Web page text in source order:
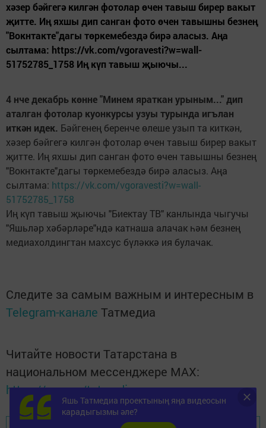
хәзер бәйгегә килгән фотолар өчен тавыш бирер вакыт
җитте. Иң яхшы дип санган фото өчен тавышны безнең
"Вокнтакте"дагы төркемебездә бирә аласыз. Аңа
сылтама: https://vk.com/vgoravesti?w=wall-
51752785_1758 Иң күп тавыш җыючы...
4 нче декабрь көнне "Минем яраткан урыным..." дип
аталган фотолар куонкурсы узуы турында игълан
иткән идек. Бәйгенең беренче өлеше узып та киткән,
хәзер бәйгегә килгән фотолар өчен тавыш бирер вакыт
җитте. Иң яхшы дип санган фото өчен тавышны безнең
"Вокнтакте"дагы төркемебездә бирә аласыз. Аңа
сылтама: https://vk.com/vgoravesti?w=wall-
51752785_1758
Иң күп тавыш җыючы "Биектау ТВ" канлында чыгучы
"Яшьләр хәбәрләре"ндә катнаша алачак һәм безнең
медиахолдингтан махсус бүләккә ия булачак.
Следите за самым важным и интересным в
Telegram-канале Татмедиа
Читайте новости Татарстана в
национальном мессенджере MАХ:
https://max.ru/tatmedia
Яшь Татмедиа проектының яңа видеосын
карадыгызмы әле?